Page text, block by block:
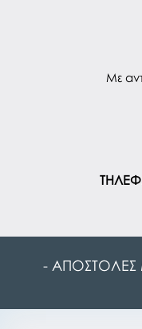
Με
- ΑΠΟΣΤΟΛΕΣ